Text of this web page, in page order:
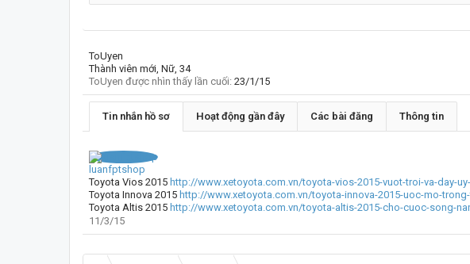
ToUyen
Thành viên mới, Nữ, 34
ToUyen được nhìn thấy lần cuối: 23/1/15
Tin nhắn hồ sơ Hoạt động gần đây Các bài đăng Thông tin
luanfptshop
Toyota Vios 2015 http://www.xetoyota.com.vn/toyota-vios-2015-vuot-troi-va-day-
Toyota Innova 2015 http://www.xetoyota.com.vn/toyota-innova-2015-uoc-mo-
Toyota Altis 2015 http://www.xetoyota.com.vn/toyota-altis-2015-cho-cuoc-song-
11/3/15